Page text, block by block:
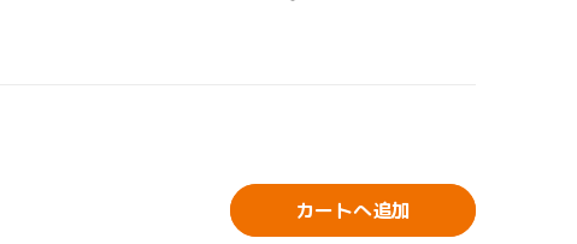
カートへ追加